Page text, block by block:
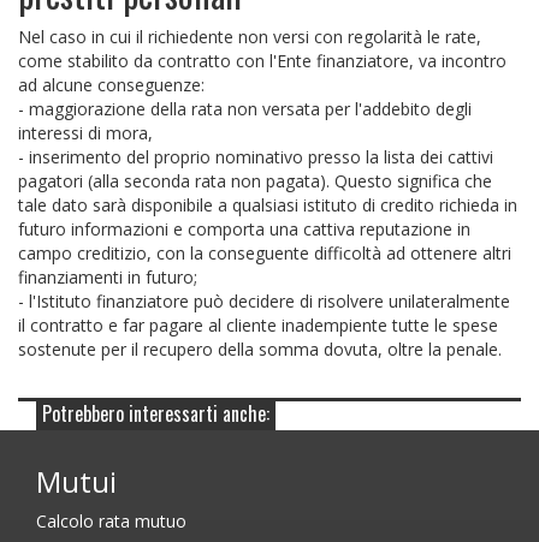
Nel caso in cui il richiedente non versi con regolarità le rate,
come stabilito da contratto con l'Ente finanziatore, va incontro
ad alcune conseguenze:
- maggiorazione della rata non versata per l'addebito degli
interessi di mora,
- inserimento del proprio nominativo presso la lista dei cattivi
pagatori (alla seconda rata non pagata). Questo significa che
tale dato sarà disponibile a qualsiasi istituto di credito richieda in
futuro informazioni e comporta una cattiva reputazione in
campo creditizio, con la conseguente difficoltà ad ottenere altri
finanziamenti in futuro;
- l'Istituto finanziatore può decidere di risolvere unilateralmente
il contratto e far pagare al cliente inadempiente tutte le spese
sostenute per il recupero della somma dovuta, oltre la penale.
Potrebbero interessarti anche:
Mutui
Calcolo rata mutuo